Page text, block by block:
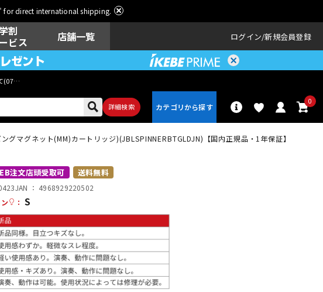
for direct international shipping.
割
ビス
店舗一覧 ログイン 新規会員登録
(07月29日
詳細検索
0
レ ドラム
器
ディン 配信/ライブ
機器
マグネット(MM)カートリッジ)(JBLSPINNERBTGLDJN)【国内正規品・1年保証】
注文店頭受取可 送料無料
JAN ： 4968929220502
： S